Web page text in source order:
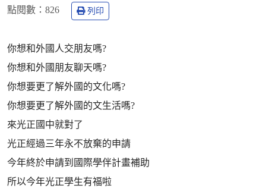
點閱數： 826 列印
你想和外國人交朋友嗎?
你想和外國朋友聊天嗎?
你想要更了解外國的文化嗎?
你想要更了解外國的文生活嗎?
來光正國中就對了
光正經過三年永不放棄的申請
今年終於申請到國際學伴計畫補助
所以今年光正學生有福啦